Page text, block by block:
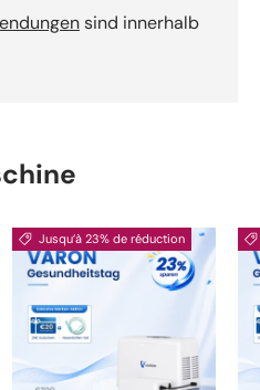
sind innerhalb
Jusqu’à 23% de réduction